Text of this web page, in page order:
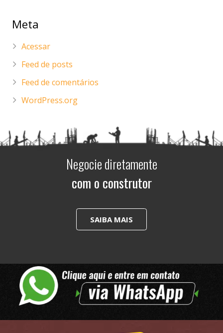
Meta
Acessar
Feed de posts
Feed de comentários
WordPress.org
Negocie diretamente
com o construtor
SAIBA MAIS